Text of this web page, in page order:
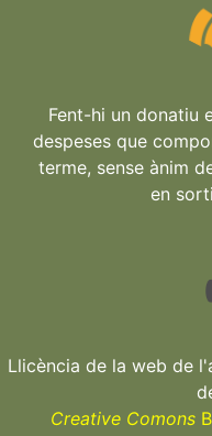
Fent-hi un donatiu
despeses que
terme, sense ànim
en
Llicència de la web de
Creative Comons